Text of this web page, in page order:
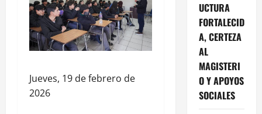
Jueves, 19 de febrero de
2026
UCTURA
FORTALECID
A, CERTEZA
AL
MAGISTERI
O Y APOYOS
SOCIALES